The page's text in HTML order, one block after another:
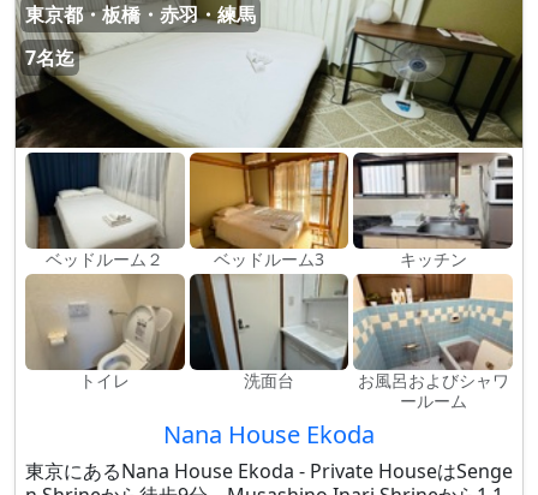
東京都・板橋・赤羽・練馬
7名迄
ベッドルーム２ ベッドルーム3 キッチン
トイレ 洗面台
お風呂およびシャワ
ールーム
Nana House Ekoda
東京にあるNana House Ekoda - Private HouseはSenge